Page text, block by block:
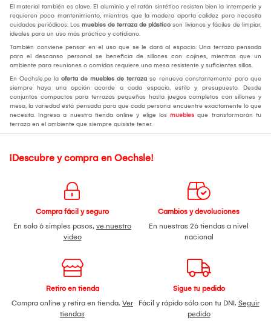
El material también es clave. El aluminio y el ratán sintético resisten bien la intemperie y
requieren poco mantenimiento, mientras que la madera aporta calidez pero necesita
cuidados periódicos. Los muebles de terraza de plástico son livianos y fáciles de limpiar,
ideales para un uso más práctico y cotidiano.
También conviene pensar en el uso que se le dará al espacio. Una terraza pensada
para el descanso personal se beneficia de sillones con cojines, mientras que un
ambiente para reuniones o comidas requiere una mesa resistente y suficientes sillas.
En Oechsle.pe la oferta de muebles de terraza se renueva constantemente para que
siempre haya una opción acorde a cada espacio, estilo y presupuesto. Desde
conjuntos compactos para terrazas pequeñas hasta juegos completos con sillones y
mesa, la variedad está pensada para que cada persona encuentre exactamente lo que
necesita. Ingresa a nuestra tienda online y elige los muebles que transformarán tu
terraza en el ambiente que siempre quisiste tener.
¡Descubre y compra en Oechsle!
Compra fácil y seguro
En solo 6 simples pasos, ve nuestro
video
Cambios y devoluciones
En nuestras 26 tiendas a nivel
nacional
Retiro en tienda
Compra online y retira en tienda. Ver
tiendas
Sigue tu pedido
Fácil y rápido sólo con tu DNI. Seguir
pedido